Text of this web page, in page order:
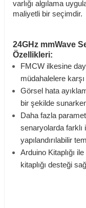
varlığı algılama
maliyetli bir seçimdir.
24GHz mmWave
Özellikleri:
FMCW ilkesine
müdahalelere karşı
Görsel hata
bir şekilde
Daha fazla
senaryolarda farklı
yapılandırılabilir
Arduino Kitaplığı
kitaplığı desteği